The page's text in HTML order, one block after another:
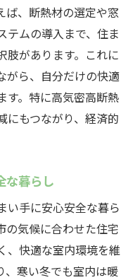
ば、断熱材の選定や窓
テムの導入まで、住ま
肢があります。これに
がら、自分だけの快適
す。特に高気密高断熱
にもつながり、経済的
な暮らし
い手に安心安全な暮ら
の気候に合わせた住宅
、快適な室内環境を維
、寒い冬でも室内は暖